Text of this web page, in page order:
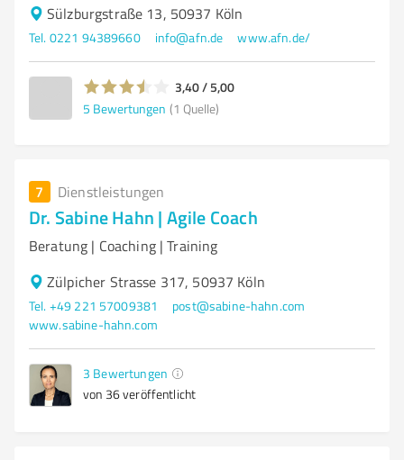
Sülzburgstraße 13, 50937 Köln
Tel. 0221 94389660 info@afn.de www.afn.de/
3,40 / 5,00
5 Bewertungen (1 Quelle)
7 Dienstleistungen
Dr. Sabine Hahn | Agile Coach
Beratung | Coaching | Training
Zülpicher Strasse 317, 50937 Köln
Tel. +49 221 57009381
post@sabine-hahn.com
www.sabine-hahn.com
3 Bewertungen
von 36 veröffentlicht